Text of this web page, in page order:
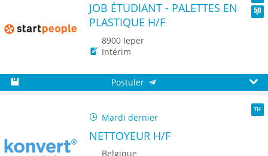
JOB ÉTUDIANT - PALETTES EN
PLASTIQUE H/F
8900 Ieper
Intérim
Postuler
Mardi dernier
NETTOYEUR H/F
Belgique